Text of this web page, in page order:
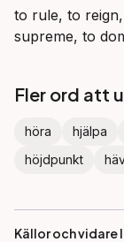
to rule, to
supreme, to
Fler ord att
höra hjälpa
höjdpunkt
Källor och vidare